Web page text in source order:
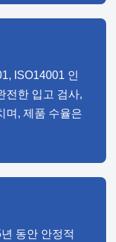
ISO14001 인
전한 입고 검사,
며, 제품 수율은
동안 안정적